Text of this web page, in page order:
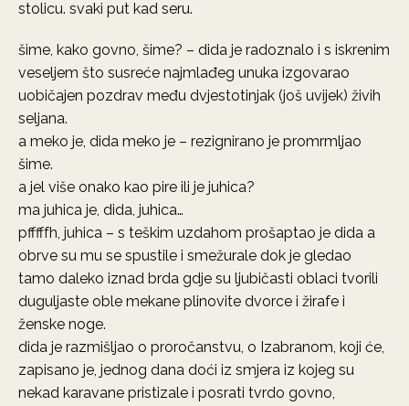
stolicu. svaki put kad seru.
šime, kako govno, šime? – dida je radoznalo i s iskrenim
veseljem što susreće najmlađeg unuka izgovarao
uobičajen pozdrav među dvjestotinjak (još uvijek) živih
seljana.
a meko je, dida meko je – rezignirano je promrmljao
šime.
a jel više onako kao pire ili je juhica?
ma juhica je, dida, juhica…
pfffffh, juhica – s teškim uzdahom prošaptao je dida a
obrve su mu se spustile i smežurale dok je gledao
tamo daleko iznad brda gdje su ljubičasti oblaci tvorili
duguljaste oble mekane plinovite dvorce i žirafe i
ženske noge.
dida je razmišljao o proročanstvu, o Izabranom, koji će,
zapisano je, jednog dana doći iz smjera iz kojeg su
nekad karavane pristizale i posrati tvrdo govno,